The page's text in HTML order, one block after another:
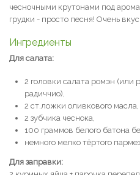
чесночными крутонами под
грудки - просто песня! Очень
Ингредиенты
Для салата:
2 головки салата ромэн (или
радиччио),
2 ст.ложки оливкового масла,
2 зубчика чеснока,
100 граммов белого батона
немного мелко тёртого
Для заправки: